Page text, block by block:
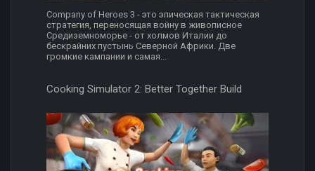
Company of Heroes 3 - это эпическая тактическая
стратегия, переносящая войну в живописное
Средиземноморье - от холмов Италии до
бескрайних пустынь Северной Африки. Две
громкие кампании и самая...
Cooking Simulator 2: Better Together Build